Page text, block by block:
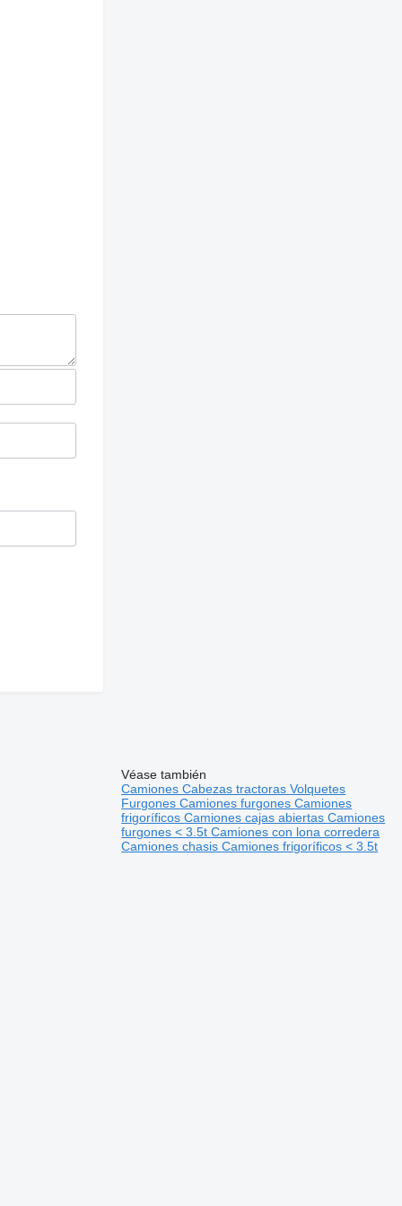
Véase también
CamionesCabezas tractorasVolquetes
FurgonesCamiones furgonesCamiones
frigoríficosCamiones cajas abiertasCamiones
furgones < 3.5tCamiones con lona corredera
Camiones chasisCamiones frigoríficos < 3.5t